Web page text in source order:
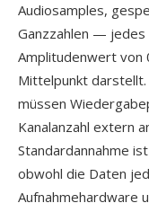
Audiosamples,
Ganzzahlen —
Amplitudenwert von
Mittelpunkt
müssen
Kanalanzahl extern
Standardannahme
obwohl die Daten
Aufnahmehardware